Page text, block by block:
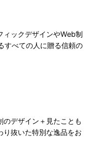
ィックデザインやWeb制
すべての人に贈る信頼の
のデザイン＋見たことも
り抜いた特別な逸品をお